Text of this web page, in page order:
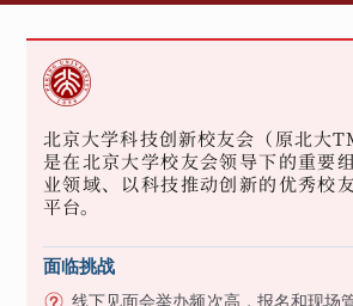
北京大学科技创新校友会（原北大
是在北京大学校友会领导下的重要
业领域、以科技推动创新的优秀校
平台。
面临挑战
线下见面会举办频次高，报名和现场